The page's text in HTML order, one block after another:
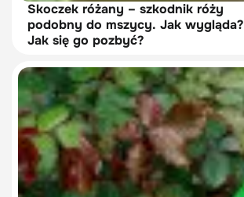
Skoczek różany – szkodnik róży
podobny do mszycy. Jak wygląda?
Jak się go pozbyć?